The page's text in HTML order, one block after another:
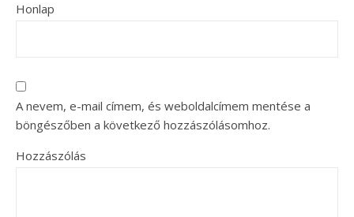
Honlap
A nevem, e-mail címem, és weboldalcímem mentése a
böngészőben a következő hozzászólásomhoz.
Hozzászólás